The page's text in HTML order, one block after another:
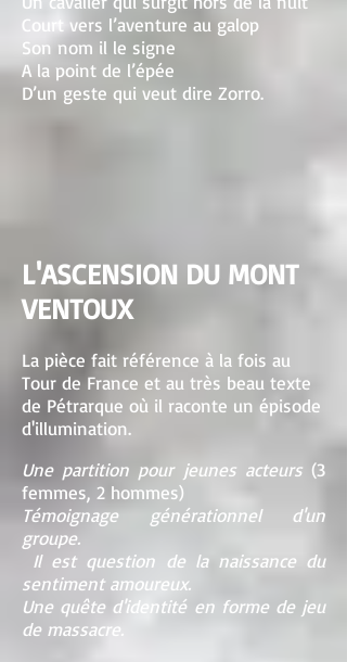
Court vers l’aventure au galop
Son nom il le signe
A la point de l’épée
D’un geste qui veut dire Zorro.
L'ASCENSION DU MONT
VENTOUX
La pièce fait référence à la fois au
Tour de France et au très beau texte
de Pétrarque où il raconte un épisode
d'illumination.
Une partition pour jeunes acteurs (3
femmes, 2 hommes)
Témoignage générationnel d'un
groupe.
Il est question de la naissance du
sentiment amoureux.
Une quête d'identité en forme de jeu
de massacre.